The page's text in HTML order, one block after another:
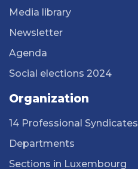
Media library
Newsletter
Agenda
Social elections 2024
Organization
14 Professional Syndicates
Departments
Sections in Luxembourg